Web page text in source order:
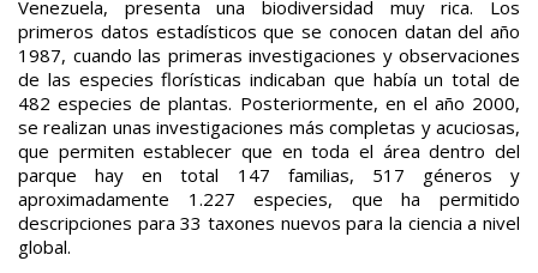
Venezuela, presenta una biodiversidad muy rica. Los
primeros datos estadísticos que se conocen datan del año
1987, cuando las primeras investigaciones y observaciones
de las especies florísticas indicaban que había un total de
482 especies de plantas. Posteriormente, en el año 2000,
se realizan unas investigaciones más completas y acuciosas,
que permiten establecer que en toda el área dentro del
parque hay en total 147 familias, 517 géneros y
aproximadamente 1.227 especies, que ha permitido
descripciones para 33 taxones nuevos para la ciencia a nivel
global.